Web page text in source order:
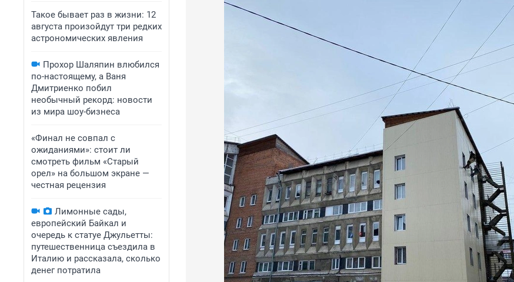
Такое бывает раз в жизни: 12
августа произойдут три редких
астрономических явления
Прохор Шаляпин влюбился
по-настоящему, а Ваня
Дмитриенко побил
необычный рекорд: новости
из мира шоу-бизнеса
«Финал не совпал с
ожиданиями»: стоит ли
смотреть фильм «Старый
орел» на большом экране —
честная рецензия
Лимонные сады,
европейский Байкал и
очередь к статуе Джульетты:
путешественница съездила в
Италию и рассказала, сколько
денег потратила